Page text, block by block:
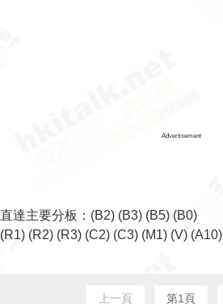
Advertisement
直達主要分板： (B2) (B3) (B5) (B0)
(R1) (R2) (R3) (C2) (C3) (M1) (V) (A10)
上一頁 第1頁